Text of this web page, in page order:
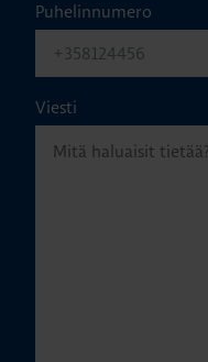
Puhelinnumero
Viesti